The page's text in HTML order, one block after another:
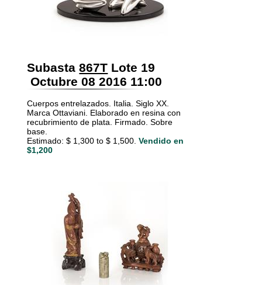
Subasta 867T Lote 19
Octubre 08 2016 11:00
Cuerpos entrelazados. Italia. Siglo XX.
Marca Ottaviani. Elaborado en resina con
recubrimiento de plata. Firmado. Sobre
base.
Estimado: $ 1,300 to $ 1,500. Vendido en
$1,200